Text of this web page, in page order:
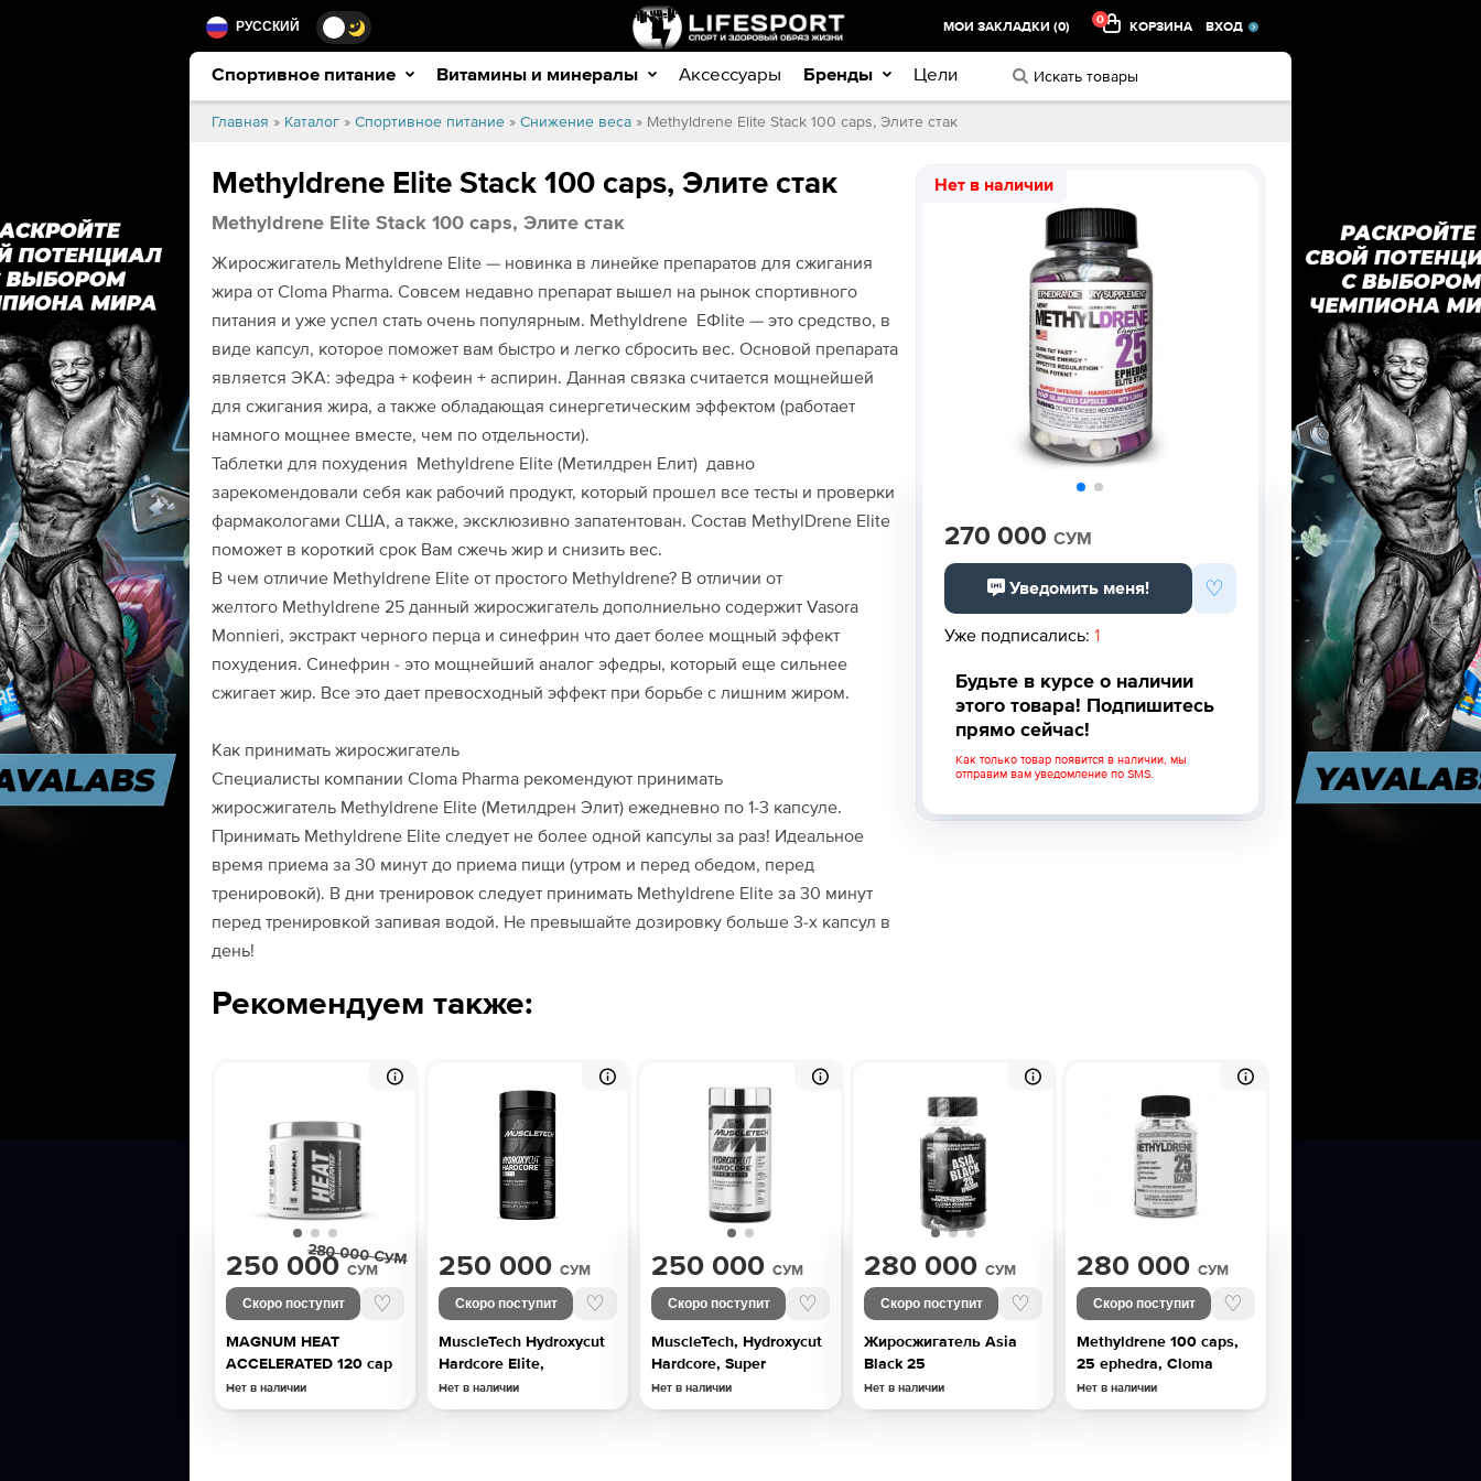
РУССКИЙ МОИ ЗАКЛАДКИ (0) 0 КОРЗИНА ВХОД
Спортивное питание Витамины и минералы Аксессуары Бренды Цели
Главная » Каталог » Спортивное питание » Снижение веса » Methyldrene Elite Stack 100 caps, Элите стак
Methyldrene Elite Stack 100 caps, Элите стак
Methyldrene Elite Stack 100 caps, Элите стак
Жиросжигатель Methyldrene Elite — новинка в линейке препаратов для сжигания
жира от Cloma Pharma. Совсем недавно препарат вышел на рынок спортивного
питания и уже успел стать очень популярным. Methyldrene EФlite — это средство, в
виде капсул, которое поможет вам быстро и легко сбросить вес. Основой препарата
является ЭКА: эфедра + кофеин + аспирин. Данная связка считается мощнейшей
для сжигания жира, а также обладающая синергетическим эффектом (работает
намного мощнее вместе, чем по отдельности).
Таблетки для похудения Methyldrene Elite (Метилдрен Елит) давно
зарекомендовали себя как рабочий продукт, который прошел все тесты и проверки
фармакологами США, а также, эксклюзивно запатентован. Состав MethylDrene Elite
поможет в короткий срок Вам сжечь жир и снизить вес.
В чем отличие Methyldrene Elite от простого Methyldrene? В отличии от
желтого Methyldrene 25 данный жиросжигатель дополниельно содержит Vasora
Monnieri, экстракт черного перца и синефрин что дает более мощный эффект
похудения. Синефрин - это мощнейший аналог эфедры, который еще сильнее
сжигает жир. Все это дает превосходный эффект при борьбе с лишним жиром.
Как принимать жиросжигатель
Специалисты компании Cloma Pharma рекомендуют принимать
жиросжигатель Methyldrene Elite (Метилдрен Элит) ежедневно по 1-3 капсуле.
Принимать Methyldrene Elite следует не более одной капсулы за раз! Идеальное
время приема за 30 минут до приема пищи (утром и перед обедом, перед
тренировокй). В дни тренировок следует принимать Methyldrene Elite за 30 минут
перед тренировкой запивая водой. Не превышайте дозировку больше 3-х капсул в
день!
Нет в наличии
270 000 СУМ
Уведомить меня! ♡
Уже подписались: 1
Будьте в курсе о наличии
этого товара! Подпишитесь
прямо сейчас!
Как только товар появится в наличии, мы
отправим вам уведомление по SMS.
Рекомендуем также:
250 000 СУМ
280 000СУМ
Скоро поступит ♡
MAGNUM HEAT
ACCELERATED 120 cap
Нет в наличии
250 000 СУМ
Скоро поступит ♡
MuscleTech Hydroxycut
Hardcore Elite,
Нет в наличии
250 000 СУМ
Скоро поступит ♡
MuscleTech, Hydroxycut
Hardcore, Super
Нет в наличии
280 000 СУМ
Скоро поступит ♡
Жиросжигатель Asia
Black 25
Нет в наличии
280 000 СУМ
Скоро поступит ♡
Methyldrene 100 caps,
25 ephedra, Cloma
Нет в наличии